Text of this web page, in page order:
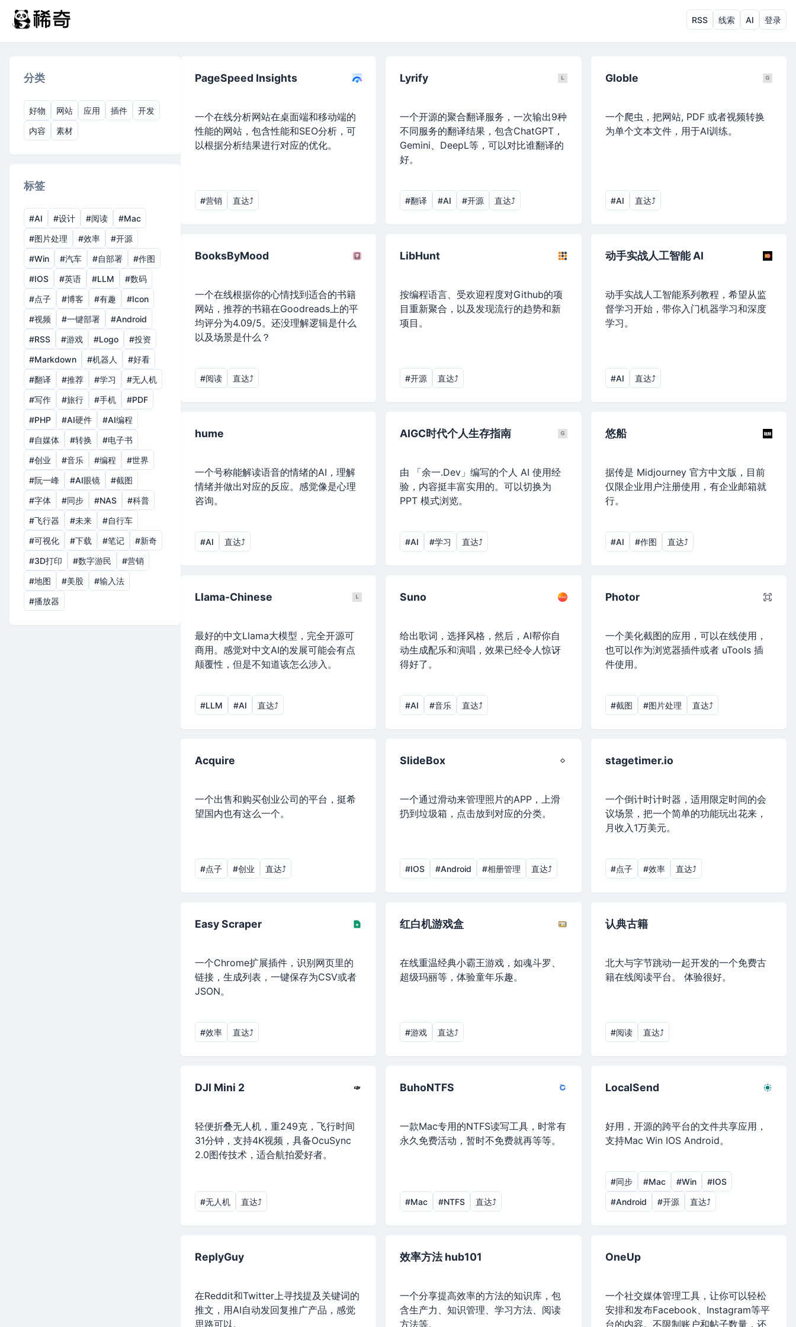
RSS 线索 AI 登录
分类
好物 网站 应用 插件
开发
内容
素材
标签
#AI #设计 #阅读
#Mac
#图片处理
#效率
#开源
#Win
#汽车 #自部署
#作图
#IOS
#英语 #LLM
#数码
#点子
#博客 #有趣
#Icon
#视频
#一键部署
#Android
#RSS
#游戏 #Logo
#投资
#Markdown
#机器人
#好看
#翻译
#推荐 #学习
#无人机
#写作
#旅行 #手机
#PDF
#PHP
#AI硬件
#AI编程
#自媒体
#转换
#电子书
#创业
#音乐 #编程
#世界
#阮一峰
#AI眼镜
#截图
#字体
#同步 #NAS
#科普
#飞行器
#未来
#自行车
#可视化
#下载 #笔记
#新奇
#3D打印
#数字游民
#营销
#地图
#美股
#输入法
#播放器
PageSpeed Insights
一个在线分析网站在桌面端和移动端的
性能的网站，包含性能和SEO分析，可
以根据分析结果进行对应的优化。
#营销 直达⤴︎
Lyrify
一个开源的聚合翻译服务，一次输出9种
不同服务的翻译结果，包含ChatGPT，
Gemini、DeepL等，可以对比谁翻译的
好。
#翻译 #AI #开源 直达⤴︎
Globle
一个爬虫，把网站, PDF 或者视频转换
为单个文本文件，用于AI训练。
#AI 直达⤴︎
BooksByMood
一个在线根据你的心情找到适合的书籍
网站，推荐的书籍在Goodreads上的平
均评分为4.09/5。还没理解逻辑是什么
以及场景是什么？
#阅读 直达⤴︎
LibHunt
按编程语言、受欢迎程度对Github的项
目重新聚合，以及发现流行的趋势和新
项目。
#开源 直达⤴︎
动手实战人工智能 AI
动手实战人工智能系列教程，希望从监
督学习开始，带你入门机器学习和深度
学习。
#AI 直达⤴︎
hume
一个号称能解读语音的情绪的AI，理解
情绪并做出对应的反应。感觉像是心理
咨询。
#AI 直达⤴︎
AIGC时代个人生存指南
由 「余一.Dev」编写的个人 AI 使用经
验，内容挺丰富实用的。可以切换为
PPT 模式浏览。
#AI #学习 直达⤴︎
悠船
据传是 Midjourney 官方中文版，目前
仅限企业用户注册使用，有企业邮箱就
行。
#AI #作图 直达⤴︎
Llama-Chinese
最好的中文Llama大模型，完全开源可
商用。感觉对中文AI的发展可能会有点
颠覆性，但是不知道该怎么涉入。
#LLM #AI 直达⤴︎
Suno
给出歌词，选择风格，然后，AI帮你自
动生成配乐和演唱，效果已经令人惊讶
得好了。
#AI #音乐 直达⤴︎
Photor
一个美化截图的应用，可以在线使用，
也可以作为浏览器插件或者 uTools 插
件使用。
#截图 #图片处理 直达⤴︎
Acquire
一个出售和购买创业公司的平台，挺希
望国内也有这么一个。
#点子 #创业 直达⤴︎
SlideBox
一个通过滑动来管理照片的APP，上滑
扔到垃圾箱，点击放到对应的分类。
#IOS #Android #相册管理 直达⤴︎
stagetimer.io
一个倒计时计时器，适用限定时间的会
议场景，把一个简单的功能玩出花来，
月收入1万美元。
#点子 #效率 直达⤴︎
Easy Scraper
一个Chrome扩展插件，识别网页里的
链接，生成列表，一键保存为CSV或者
JSON。
#效率 直达⤴︎
红白机游戏盒
在线重温经典小霸王游戏，如魂斗罗、
超级玛丽等，体验童年乐趣。
#游戏 直达⤴︎
认典古籍
北大与字节跳动一起开发的一个免费古
籍在线阅读平台。 体验很好。
#阅读 直达⤴︎
DJI Mini 2
轻便折叠无人机，重249克，飞行时间
31分钟，支持4K视频，具备OcuSync
2.0图传技术，适合航拍爱好者。
#无人机 直达⤴︎
BuhoNTFS
一款Mac专用的NTFS读写工具，时常有
永久免费活动，暂时不免费就再等等。
#Mac #NTFS 直达⤴︎
LocalSend
好用，开源的跨平台的文件共享应用，
支持Mac Win IOS Android。
#同步 #Mac #Win
#IOS
#Android
#开源 直达⤴︎
ReplyGuy
在Reddit和Twitter上寻找提及关键词的
推文，用AI自动发回复推广产品，感觉
思路可以。
效率方法 hub101
一个分享提高效率的方法的知识库，包
含生产力、知识管理、学习方法、阅读
方法等。
OneUp
一个社交媒体管理工具，让你可以轻松
安排和发布Facebook、Instagram等平
台的内容。不限制账户和帖子数量，还